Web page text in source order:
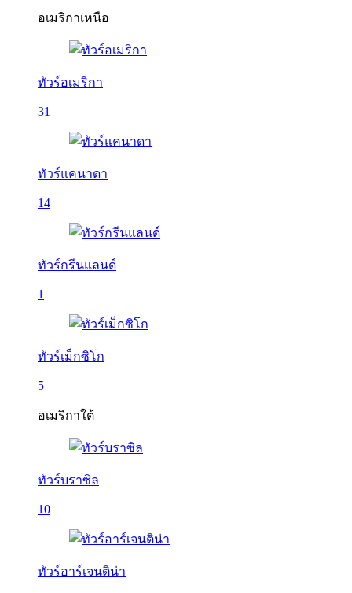
อเมริกาเหนือ
ทัวร์อเมริกา
31
ทัวร์แคนาดา
14
ทัวร์กรีนแลนด์
1
ทัวร์เม็กซิโก
5
อเมริกาใต้
ทัวร์บราซิล
10
ทัวร์อาร์เจนติน่า